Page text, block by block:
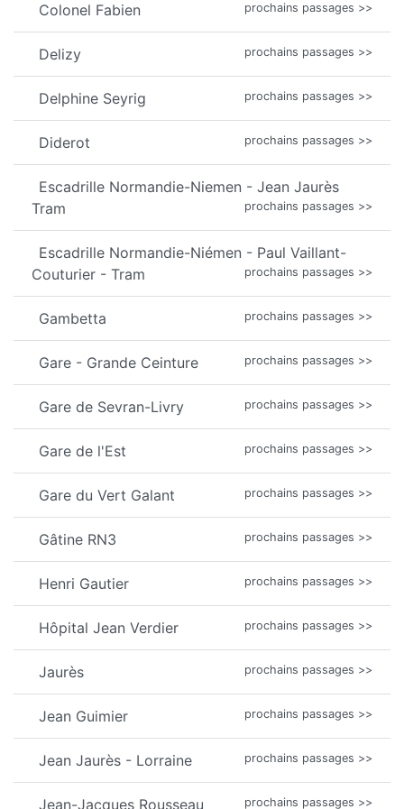
Colonel Fabien prochains passages >>
Delizy prochains passages >>
Delphine Seyrig prochains passages >>
Diderot prochains passages >>
Escadrille Normandie-Niemen - Jean Jaurès
Tram
prochains passages >>
Escadrille Normandie-Niémen - Paul Vaillant-
Couturier - Tram
prochains passages >>
Gambetta prochains passages >>
Gare - Grande Ceinture prochains passages >>
Gare de Sevran-Livry prochains passages >>
Gare de l'Est prochains passages >>
Gare du Vert Galant prochains passages >>
Gâtine RN3 prochains passages >>
Henri Gautier prochains passages >>
Hôpital Jean Verdier prochains passages >>
Jaurès prochains passages >>
Jean Guimier prochains passages >>
Jean Jaurès - Lorraine prochains passages >>
Jean-Jacques Rousseau prochains passages >>